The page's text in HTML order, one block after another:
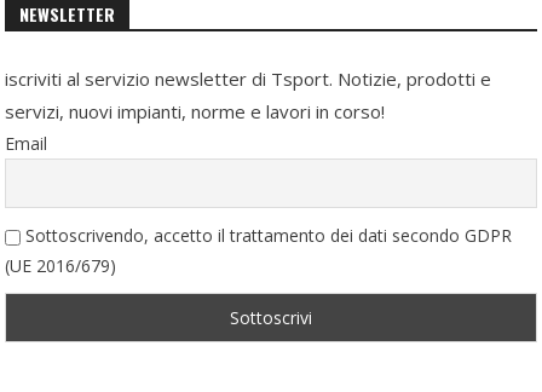
NEWSLETTER
iscriviti al servizio newsletter di Tsport. Notizie, prodotti e
servizi, nuovi impianti, norme e lavori in corso!
Email
Sottoscrivendo, accetto il trattamento dei dati secondo GDPR
(UE 2016/679)